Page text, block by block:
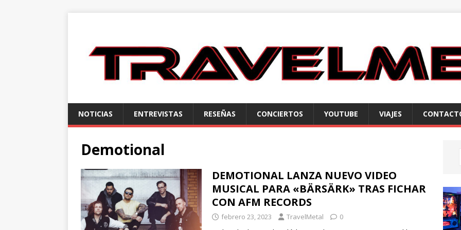
NOTICIAS ENTREVISTAS RESEÑAS CONCIERTOS YOUTUBE VIAJES
Demotional
DEMOTIONAL LANZA NUEVO VIDEO
MUSICAL PARA «BÄRSÄRK» TRAS FICHAR
CON AFM RECORDS
febrero 23, 2023 TravelMetal 0